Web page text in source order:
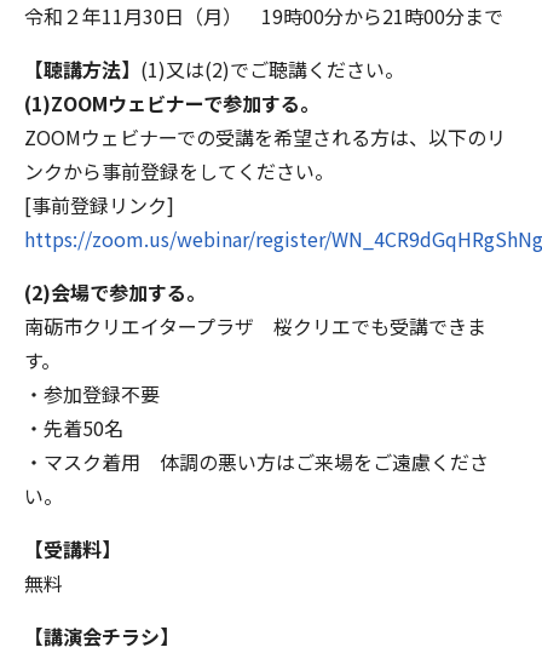
令和２年11月30日（月） 19時00分から21時00分まで
【聴講方法】 (1)又は(2)でご聴講ください。
(1)ZOOMウェビナーで参加する。
ZOOMウェビナーでの受講を希望される方は、以下のリ
ンクから事前登録をしてください。
[事前登録リンク]
https://zoom.us/webinar/register/
(2)会場で参加する。
南砺市クリエイタープラザ 桜クリエでも受講できま
す。
・参加登録不要
・先着50名
・マスク着用 体調の悪い方はご来場をご遠慮くださ
い。
【受講料】
無料
【講演会チラシ】